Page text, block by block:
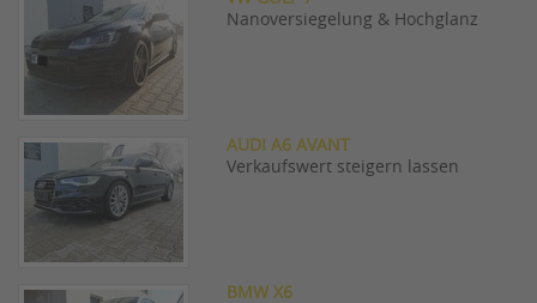
Nanoversiegelung & Hochglanz
AUDI A6 AVANT
Verkaufswert steigern lassen
BMW X6